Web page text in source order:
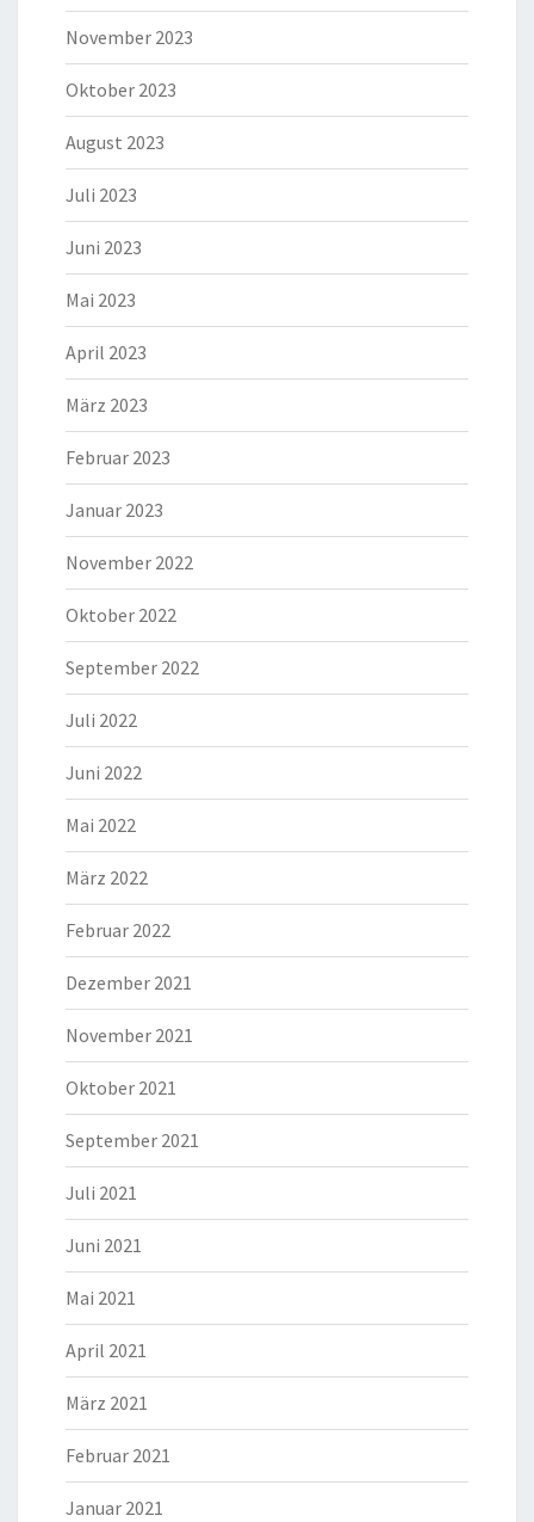
November 2023
Oktober 2023
August 2023
Juli 2023
Juni 2023
Mai 2023
April 2023
März 2023
Februar 2023
Januar 2023
November 2022
Oktober 2022
September 2022
Juli 2022
Juni 2022
Mai 2022
März 2022
Februar 2022
Dezember 2021
November 2021
Oktober 2021
September 2021
Juli 2021
Juni 2021
Mai 2021
April 2021
März 2021
Februar 2021
Januar 2021